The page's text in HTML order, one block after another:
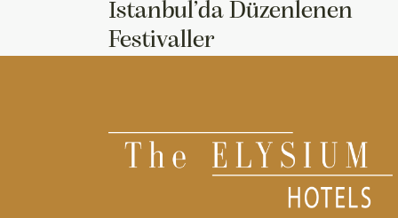
İstanbul’da Düzenlenen
Festivaller